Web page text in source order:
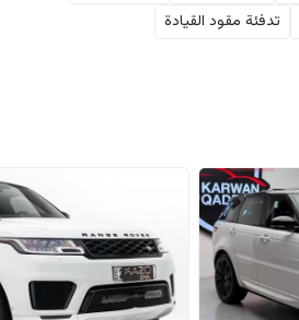
تدفئة مقود القيادة